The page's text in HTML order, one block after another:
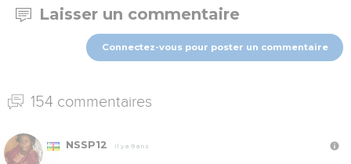
Laisser un commentaire
Connectez-vous pour poster un commentaire
154 commentaires
NSSP12 Il y a 9 ans